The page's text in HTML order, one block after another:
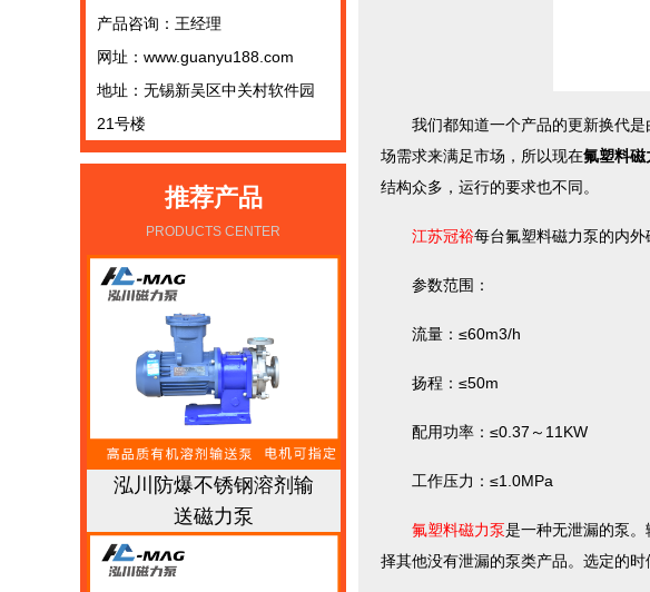
产品咨询：王经理
网址：www.guanyu188.com
地址：无锡新吴区中关村软件园
21号楼
推荐产品
PRODUCTS CENTER
泓川防爆不锈钢溶剂输
送磁力泵
我们都知道一个产品的更新换代是
场需求来满足市场，所以现在氟塑料磁
结构众多，运行的要求也不同。
江苏冠裕每台氟塑料磁力泵的内外
参数范围：
流量：≤60m3/h
扬程：≤50m
配用功率：≤0.37～11KW
工作压力：≤1.0MPa
氟塑料磁力泵是一种无泄漏的泵
择其他没有泄漏的泵类产品。选定的